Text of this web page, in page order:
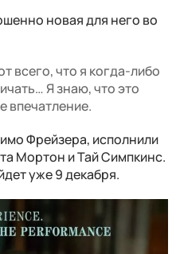
новая для него во
всего, что я когда-либо
Я знаю, что это
впечатление.
Фрейзера, исполнили
Мортон и Тай Симпкинс.
уже 9 декабря.